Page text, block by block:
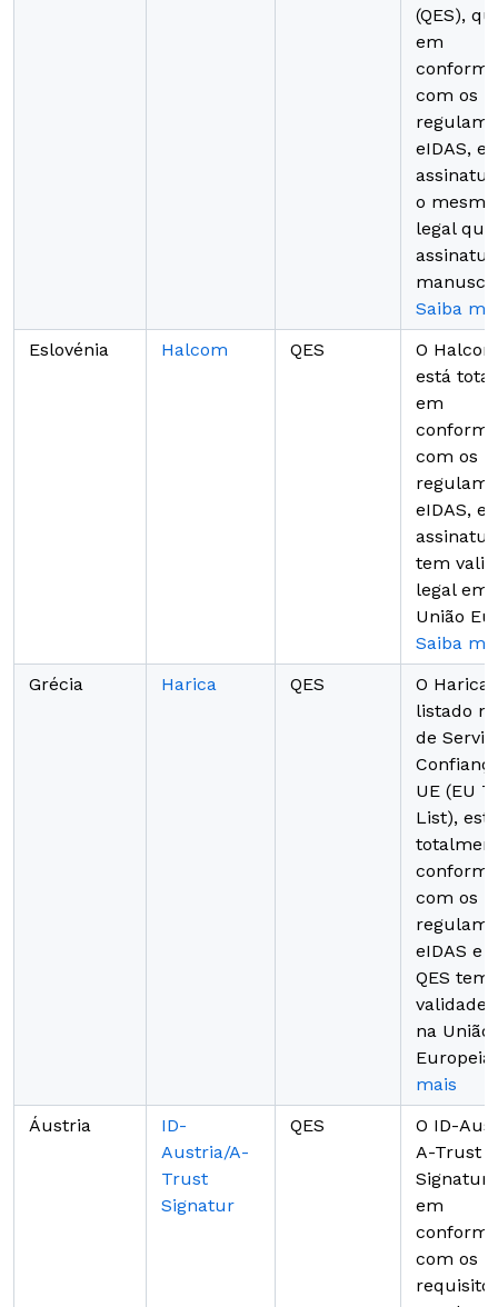
(QES),
em
com os
eIDAS, e
o
legal
Saiba
Eslovénia
Halcom QES
O
está
em
com os
eIDAS, e
tem
legal em
União
Saiba
Grécia
Harica QES
O Harica
listado
de
UE (EU
List), está
com os
eIDAS e
QES tem
validade
na União
mais
Áustria
ID-
Austria/A-
Trust
Signatur
QES
O ID-
A-Trust
Signatur
em
com os